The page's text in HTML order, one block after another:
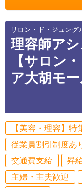
サロン・ド・ジュング
理容師アシ
【サロン
ア大胡モ
【美容・理容】特
従業員割引制度あ
交通費支給
昇
主婦・主夫歓迎